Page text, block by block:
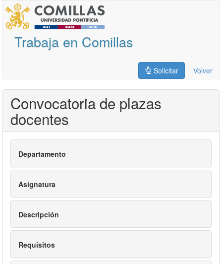
Trabaja en Comillas
Solicitar Volver
Convocatoria de plazas
docentes
Departamento
Asignatura
Descripción
Requisitos